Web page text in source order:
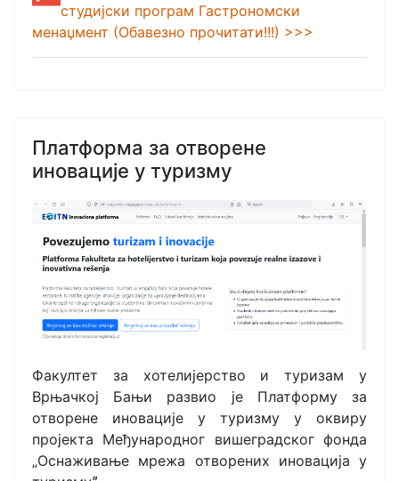
студијски програм Гастрономски
менаџмент (Обавезно прочитати!!!) >>>
Платформа за отворене
иновације у туризму
Факултет за хотелијерство и туризам у
Врњачкој Бањи развио је Платформу за
отворене иновације у туризму у оквиру
пројекта Међународног вишеградског фонда
„Оснаживање мрежа отворених иновација у